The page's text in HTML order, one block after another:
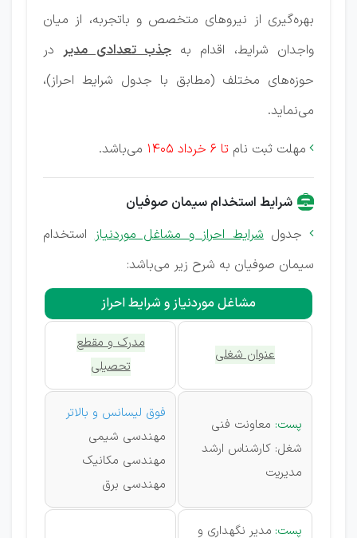
بهره‌گیری از نیروهای متخصص و باتجربه، از میان
واجدان شرایط، اقدام بهجذب تعدادی مدیردر
حوزه‌های مختلف (مطابق با جدول شرایط احراز)،
می‌نماید.
 مهلت ثبت نام تا 6 خرداد 1405 می‌باشد.
شرایط استخدام سیمان صوفیان
 جدولشرایط احراز و مشاغل موردنیازاستخدام
سیمان صوفیان به شرح زیر می‌باشد:
مشاغل موردنیاز و شرایط احراز
عنوان شغلی
مدرک و مقطع
تحصیلی
پست: معاونت فنی
شغل: کارشناس ارشد
مدیریت
فوق لیسانس و بالاتر
مهندسی شیمی
مهندسی مکانیک
مهندسی برق
پست: مدیر نگهداری و